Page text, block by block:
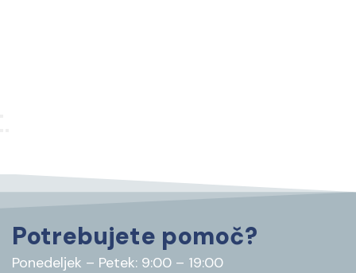
Potrebujete pomoč?
Ponedeljek – Petek: 9:00 – 19:00